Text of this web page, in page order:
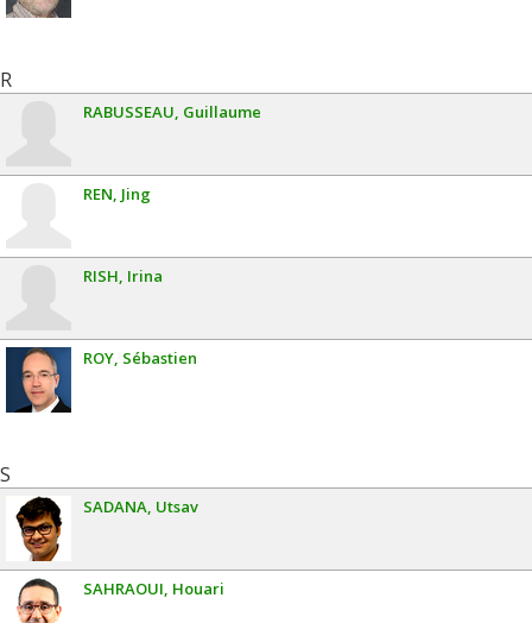
R
RABUSSEAU Guillaume
REN Jing
RISH Irina
ROY Sébastien
S
SADANA Utsav
SAHRAOUI Houari